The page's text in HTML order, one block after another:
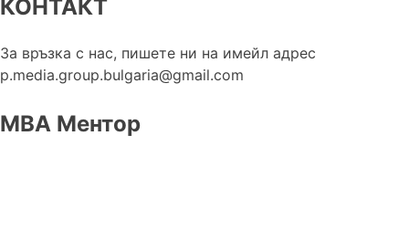
КОНТАКТ
За връзка с нас, пишете ни на имейл адрес
p.media.group.bulgaria@gmail.com
МВА Ментор